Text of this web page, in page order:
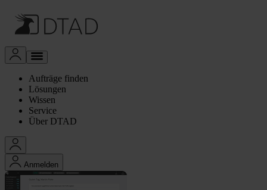
Aufträge finden
Lösungen
Wissen
Service
Über DTAD
Anmelden